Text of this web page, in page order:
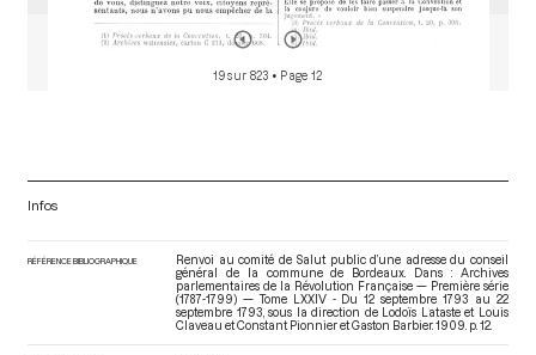
19 sur 823 • Page 12
Infos
RÉFÉRENCE BIBLIOGRAPHIQUE
Renvoi au comité de Salut public d’une adresse du conseil
général de la commune de Bordeaux. Dans : Archives
parlementaires de la Révolution Française — Première série
(1787-1799) — Tome LXXIV - Du 12 septembre 1793 au 22
septembre 1793 , sous la direction de Lodoïs Lataste et Louis
Claveau et Constant Pionnier et Gaston Barbier. 1909. p. 12.